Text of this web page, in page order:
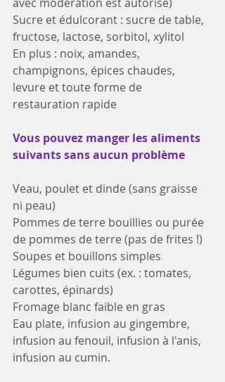
Sucre et édulcorant : sucre de table,
fructose, lactose, sorbitol, xylitol
En plus : noix, amandes,
champignons, épices chaudes,
levure et toute forme de
restauration rapide
Vous pouvez manger les aliments
suivants sans aucun problème
Veau, poulet et dinde (sans graisse
ni peau)
Pommes de terre bouillies ou purée
de pommes de terre (pas de frites !)
Soupes et bouillons simples
Légumes bien cuits (ex. : tomates,
carottes, épinards)
Fromage blanc faible en gras
Eau plate, infusion au gingembre,
infusion au fenouil, infusion à l'anis,
infusion au cumin.